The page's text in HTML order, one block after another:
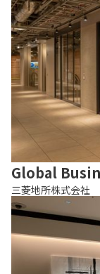
Global
三菱地所株式会社